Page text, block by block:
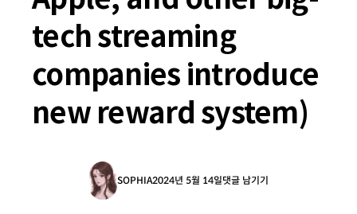
tech streaming
companies introduce
new reward system)
SOPHIA2024년 5월 14일댓글 남기기